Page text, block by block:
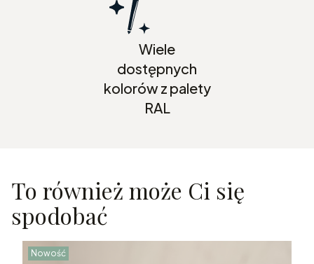
Wiele
dostępnych
kolorów z palety
RAL
To również może Ci się
spodobać
Nowość